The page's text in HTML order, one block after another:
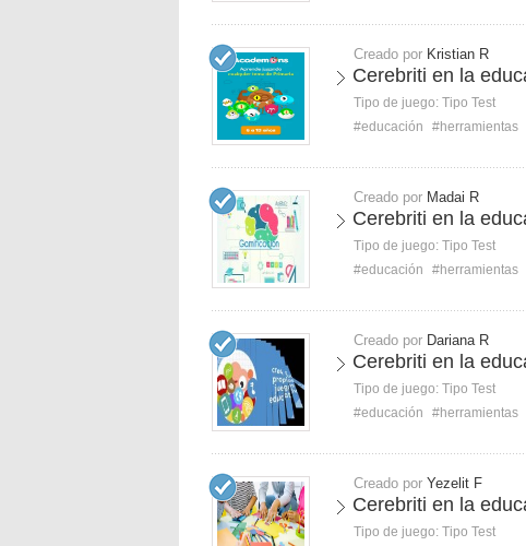
Creado por Kristian R
Cerebriti en la
Tipo de juego: Tipo Test
#educación
#herramientas
Creado por Madai R
Cerebriti en la
Tipo de juego: Tipo Test
#educación
#herramientas
Creado por Dariana R
Cerebriti en la
Tipo de juego: Tipo Test
#educación
#herramientas
Creado por Yezelit F
Cerebriti en la
Tipo de juego: Tipo Test